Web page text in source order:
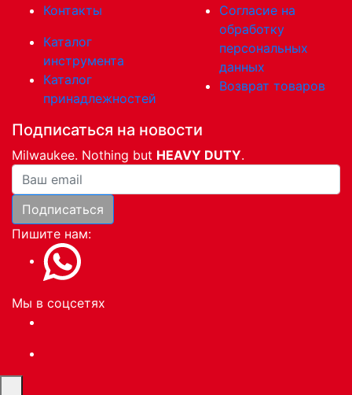
Контакты
Каталог
инструмента
Каталог
принадлежностей
Согласие на
обработку
персональных
данных
Возврат товаров
Подписаться на новости
Milwaukee. Nothing but HEAVY DUTY.
Ваша почта
Подписаться
Пишите нам:
Мы в соцсетях